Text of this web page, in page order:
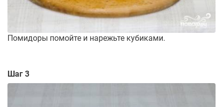
Помидоры помойте и нарежьте кубиками.
Шаг 3